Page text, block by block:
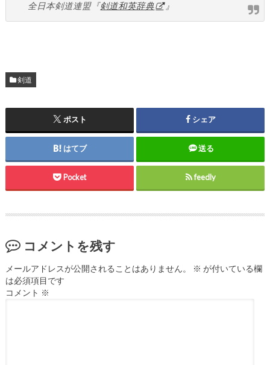
全日本剣道連盟『剣道和英辞典 』
剣道
ポスト シェア
はてブ 送る
Pocket feedly
コメントを残す
メールアドレスが公開されることはありません。 ※ が付いている欄
は必須項目です
コメント ※